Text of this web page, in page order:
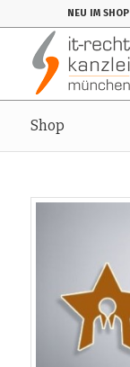
NEU IM SHOP
Shop